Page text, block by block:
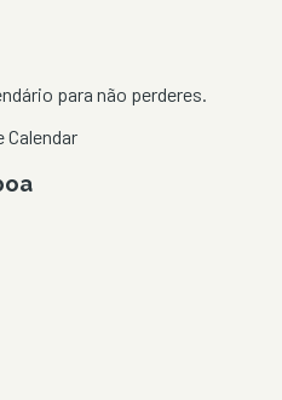
para não perderes.
Calendar